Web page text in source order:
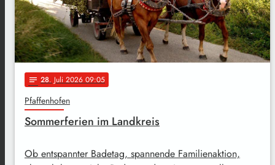
notes 28. Juli 2026 09:05
Pfaffenhofen
Sommerferien im Landkreis
Ob entspannter Badetag, spannende Familienaktion,